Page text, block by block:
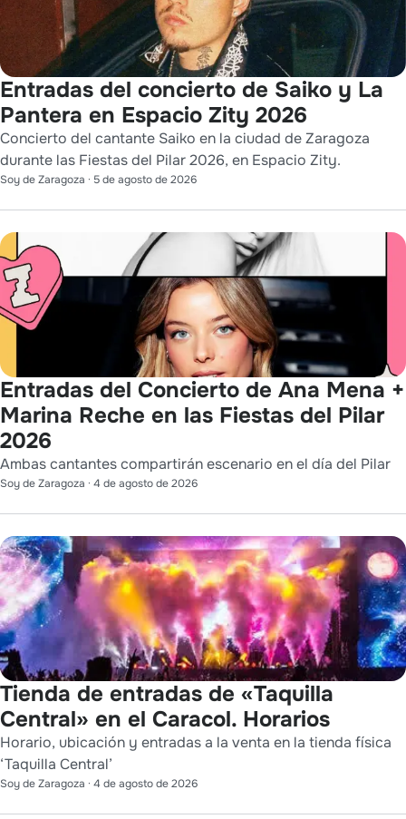
Entradas del concierto de Saiko y La
Pantera en Espacio Zity 2026
Concierto del cantante Saiko en la ciudad de Zaragoza
durante las Fiestas del Pilar 2026, en Espacio Zity.
Soy de Zaragoza · 5 de agosto de 2026
Entradas del Concierto de Ana Mena +
Marina Reche en las Fiestas del Pilar
2026
Ambas cantantes compartirán escenario en el día del Pilar
Soy de Zaragoza · 4 de agosto de 2026
Tienda de entradas de «Taquilla
Central» en el Caracol. Horarios
Horario, ubicación y entradas a la venta en la tienda física
‘Taquilla Central’
Soy de Zaragoza · 4 de agosto de 2026